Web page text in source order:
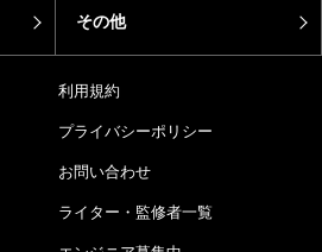
その他
利用規約
プライバシーポリシー
お問い合わせ
ライター・監修者一覧